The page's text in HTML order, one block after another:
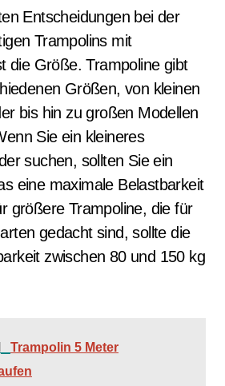
Entscheidungen bei der
Trampolins mit
die Größe. Trampoline gibt
Größen, von kleinen
bis hin zu großen Modellen
Sie ein kleineres
suchen, sollten Sie ein
eine maximale Belastbarkeit
größere Trampoline, die für
gedacht sind, sollte die
zwischen 80 und 150 kg
Trampolin 5 Meter